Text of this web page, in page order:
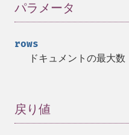
パラメータ
rows
ドキュメントの最大数
戻り値